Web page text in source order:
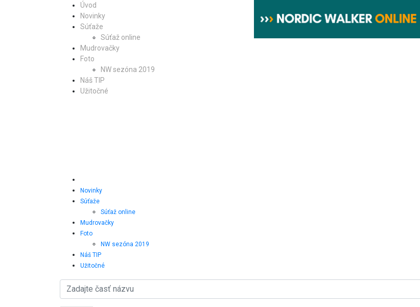
Úvod
Novinky
Súťaže
Súťaž online
Mudrovačky
Foto
NW sezóna 2019
Náš TIP
Užitočné
Novinky
Súťaže
Súťaž online
Mudrovačky
Foto
NW sezóna 2019
Náš TIP
Užitočné